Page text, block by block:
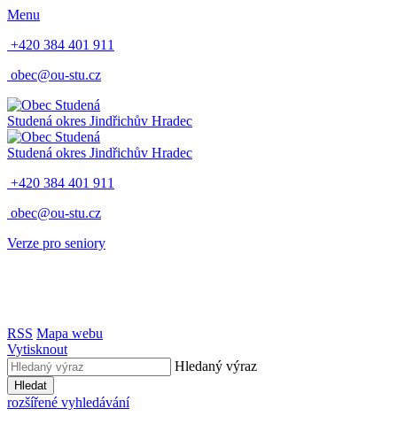
Menu
+420 384 401 911
obec@ou-stu.cz
Studená okres Jindřichův Hradec
Studená okres Jindřichův Hradec
+420 384 401 911
obec@ou-stu.cz
Verze pro seniory
RSS Mapa webu
Vytisknout
Hledaný výraz
Hledat
rozšířené vyhledávání